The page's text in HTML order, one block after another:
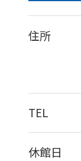
住所
TEL
休館日